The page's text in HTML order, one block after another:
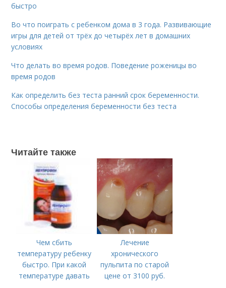
быстро
Во что поиграть с ребенком дома в 3 года. Развивающие
игры для детей от трёх до четырёх лет в домашних
условиях
Что делать во время родов. Поведение роженицы во
время родов
Как определить без теста ранний срок беременности.
Способы определения беременности без теста
Читайте также
Чем сбить
температуру ребенку
быстро. При какой
температуре давать
Лечение
хронического
пульпита по старой
цене от 3100 руб.